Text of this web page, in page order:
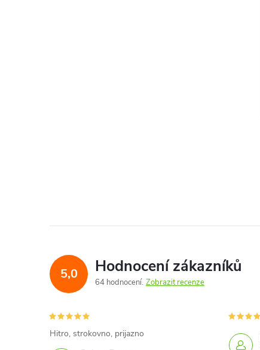
5,0 Hodnocení zákazníků
64 hodnocení Zobrazit recenze
Hitro, strokovno, prijazno